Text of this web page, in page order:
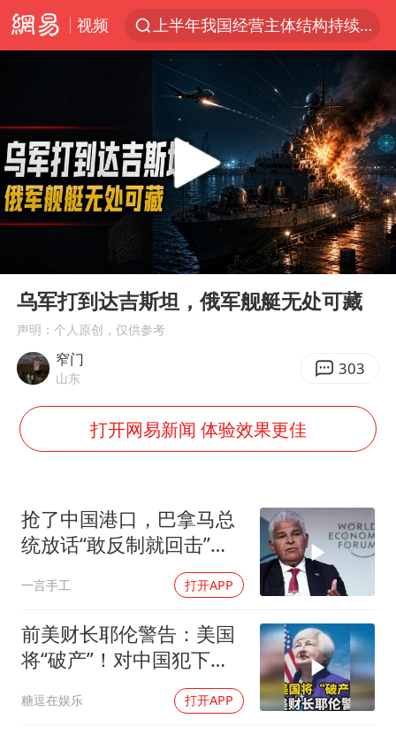
视频
上半年我国经营主体结构持续优化
上海有出现龙卷潜势
上海全域长途客运班次全部停运
白海豚10级风圈
《披荆斩棘2026》阵容官宣
王艺迪无缘横滨赛决赛
上海暴雨红色预警
国足U17与阿森纳决赛取消 并列冠军
1枚就能让航母瘫痪 轰-6J实力有多强
王艺迪2-4不敌张本美和止步4强
上海大部迎大暴雨
《龙餐馆》 冲奖
构建更高水平的全民健身公共服务体系
Play
16:53
乌军打到达吉斯坦，俄军舰艇无处可藏
声明：个人原创，仅供参考
窄门
山东 303
打开网易新闻 体验效果更佳
抢了中国港口，巴拿马总
统放话“敢反制就回击”中
一言手工 打开APP
前美财长耶伦警告：美国
将“破产”！对中国犯下两
糖逗在娱乐 打开APP